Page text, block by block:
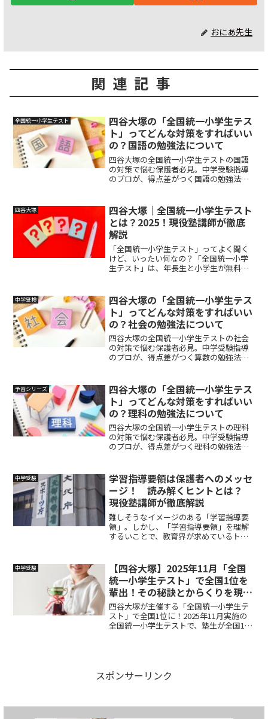
おにあ先生
関連記事
全国統一小学生テスト
四谷大塚の「全国統一小学生テス
ト」ってどんな対策をすればいい
の？国語の勉強法について
四谷大塚の全国統一小学生テストの国語
の対策で悩む保護者必見。中学受験指導
のプロが、得点差がつく国語の勉強法を
彙・記述対策、直前期の仕上げまで紹介
する実践的な内容です。
四谷大塚
四谷大塚｜全国統一小学生テスト
とは？2025！現役塾講師が徹底
解説
「全国統一小学生テスト」ってよく聞く
けど、いったい何なの？「全国統一小学
生テスト」は、年長生と小学生が無料で
ている四谷大塚の「全国統一小学生テス
ト」。しかし、「...
中学受検
四谷大塚の「全国統一小学生テス
ト」ってどんな対策をすればいい
の？社会の勉強法について
四谷大塚の全国統一小学生テストの社会
の対策で悩む保護者必見。中学受験指導
のプロが、得点差がつく算数の勉強法を
予習シリーズ
四谷大塚の「全国統一小学生テス
ト」ってどんな対策をすればいい
の？理科の勉強法について
四谷大塚の全国統一小学生テストの理科
の対策で悩む保護者必見。中学受験指導
のプロが、得点差がつく理科の勉強法を
中学受験
学習指導要領は保護者へのメッセ
ージ！ 読み解くヒントとは？
現役塾講師が徹底解説
難しそうなイメージのある「学習指導要
領」。しかし、「学習指導要領」を理解
するいことで、教育界が求めているトレ
すよ。
中学受験
【四谷大塚】2025年11月「全国
統一小学生テスト」で全国1位を
輩出！その秘訣とからくりを現役
塾講師が徹底解説
四谷大塚が主催する「全国統一小学生テ
スト」で全国1位に！2025年11月実施の
全国統一小学生テストで、塾生が全国1位
スポンサーリンク